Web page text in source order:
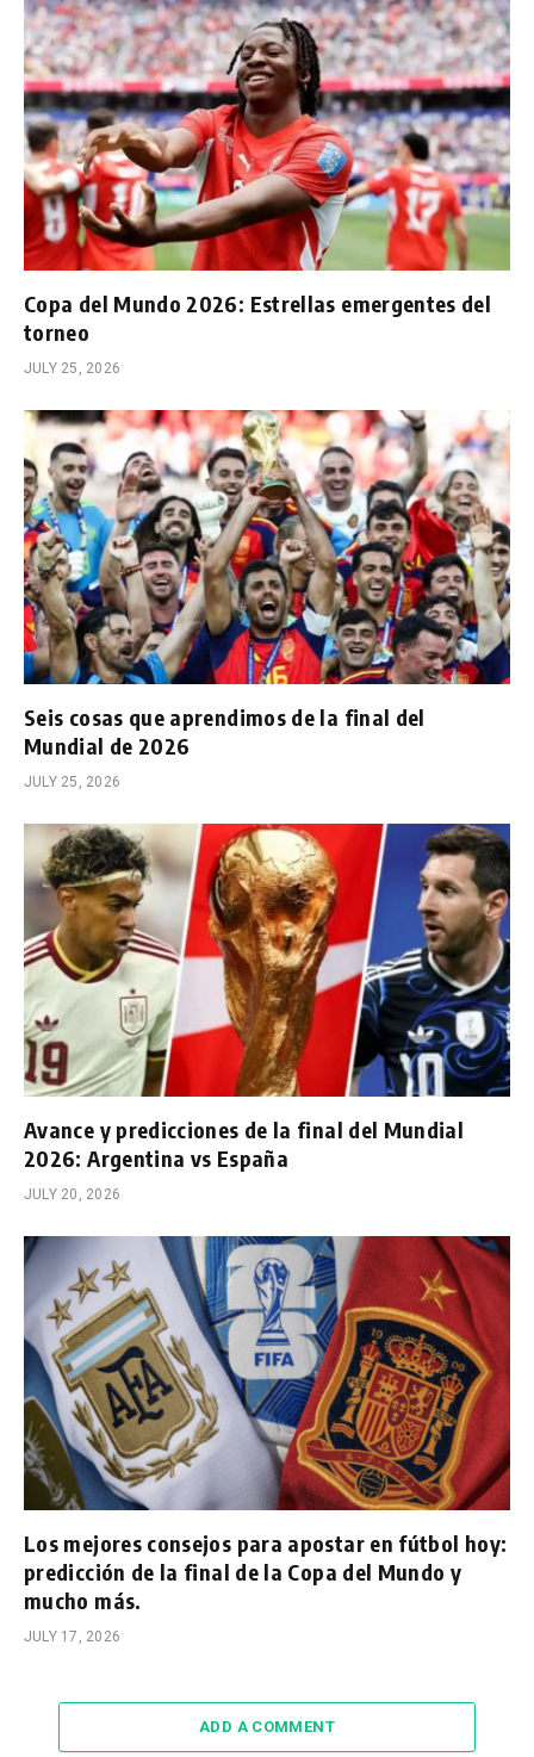
Copa del Mundo 2026: Estrellas emergentes del
torneo
JULY 25, 2026
Seis cosas que aprendimos de la final del
Mundial de 2026
JULY 25, 2026
Avance y predicciones de la final del Mundial
2026: Argentina vs España
JULY 20, 2026
Los mejores consejos para apostar en fútbol hoy:
predicción de la final de la Copa del Mundo y
mucho más.
JULY 17, 2026
ADD A COMMENT